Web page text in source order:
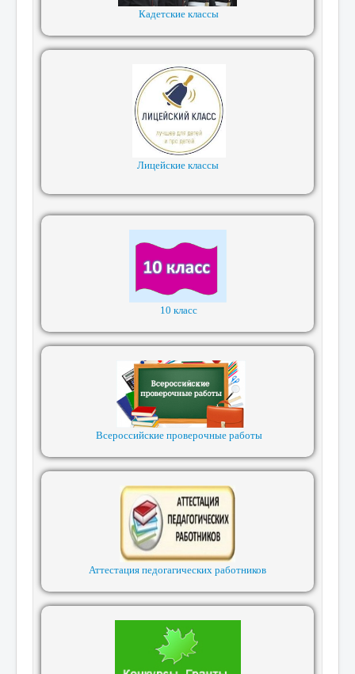
Кадетские классы
Лицейские классы
10 класс
Всероссийские проверочные работы
Аттестация педогагических работников